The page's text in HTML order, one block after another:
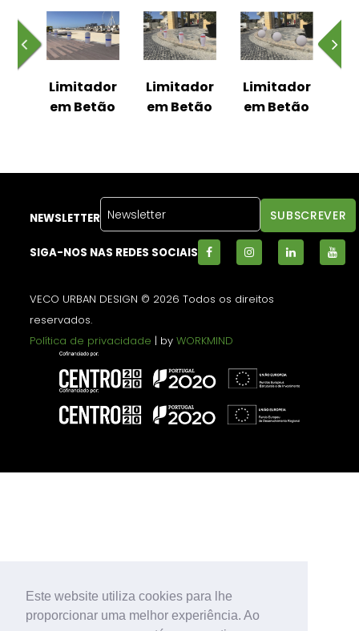
Este website utiliza cookies para lhe
proporcionar uma melhor experiência. Ao
Limitador
em Betão
Limitador
em Betão
Limitador
em Betão
NEWSLETTER
SIGA-NOS NAS REDES SOCIAIS
VECO URBAN DESIGN © 2026 Todos os direitos
reservados.
Política de privacidade | byWORKMIND